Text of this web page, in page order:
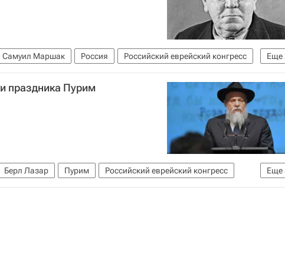
Еще
Самуил Маршак Россия
Российский еврейский конгресс
Московская городская дума
праздника Пурим
Еще
Берл Лазар Пурим
Российский еврейский конгресс
России
Израиль Россия